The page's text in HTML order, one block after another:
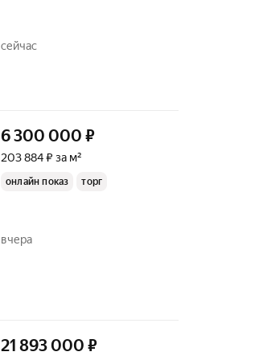
сейчас
6 300 000 ₽
203 884 ₽ за м²
онлайн показ торг
вчера
21 893 000 ₽